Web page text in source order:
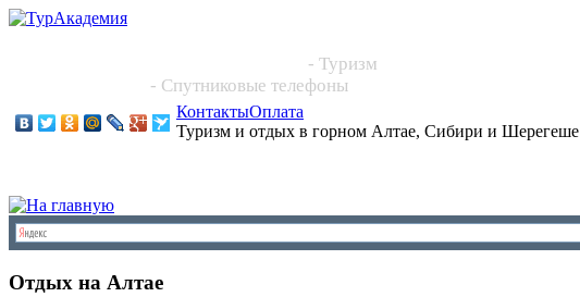
- Туризм
- Спутниковые телефоны
КонтактыОплата
Туризм и отдых в горном Алтае, Сибири и Шерегеше
Отдых на Алтае